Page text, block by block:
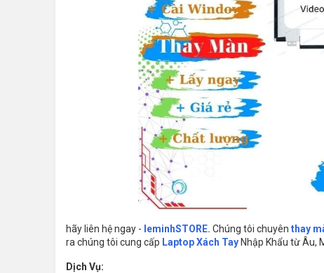
hãy liên hệ ngay - leminhSTORE. Chúng tôi chuyên thay
ra chúng tôi cung cấp Laptop Xách Tay Nhập Khẩu từ Âu,
Dịch Vụ: